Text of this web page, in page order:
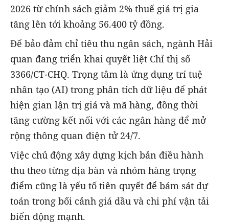
2026 từ chính sách giảm 2% thuế giá trị gia
tăng lên tới khoảng 56.400 tỷ đồng.
Để bảo đảm chỉ tiêu thu ngân sách, ngành Hải
quan đang triển khai quyết liệt Chỉ thị số
3366/CT-CHQ. Trọng tâm là ứng dụng trí tuệ
nhân tạo (AI) trong phân tích dữ liệu để phát
hiện gian lận trị giá và mã hàng, đồng thời
tăng cường kết nối với các ngân hàng để mở
rộng thông quan điện tử 24/7.
Việc chủ động xây dựng kịch bản điều hành
thu theo từng địa bàn và nhóm hàng trọng
điểm cũng là yếu tố tiên quyết để bám sát dự
toán trong bối cảnh giá dầu và chi phí vận tải
biến động mạnh.